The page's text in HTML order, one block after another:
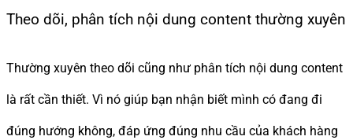
Theo dõi, phân tích nội dung content thường xuyên
Thường xuyên theo dõi cũng như phân tích nội dung content
là rất cần thiết. Vì nó giúp bạn nhận biết mình có đang đi
đúng hướng không, đáp ứng đúng nhu cầu của khách hàng